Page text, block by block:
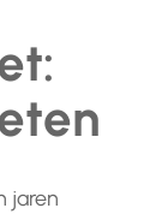
jaren